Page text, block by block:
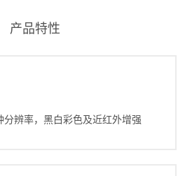
产品特性
分辨率，黑白彩色及近红外增强